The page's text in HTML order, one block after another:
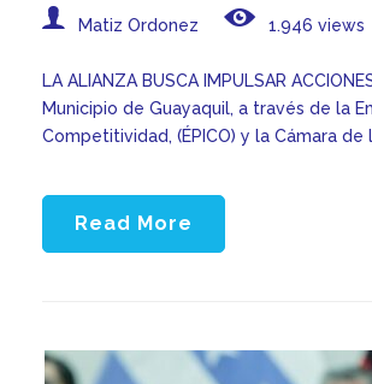
Matiz Ordonez 1.946 views
LA ALIANZA BUSCA IMPULSAR
Municipio de Guayaquil, a través de la
Competitividad, (ÉPICO) y la Cámara
Read More